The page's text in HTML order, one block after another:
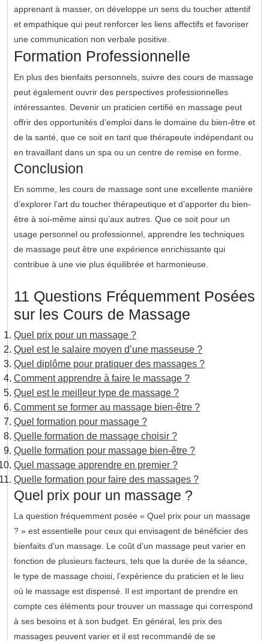
apprenant à masser, on développe un sens du toucher attentif
et empathique qui peut renforcer les liens affectifs et favoriser
une communication non verbale positive.
Formation Professionnelle
En plus des bienfaits personnels, suivre des cours de massage
peut également ouvrir des perspectives professionnelles
intéressantes. Devenir un praticien certifié en massage peut
offrir des opportunités d’emploi dans le domaine du bien-être et
de la santé, que ce soit en tant que thérapeute indépendant ou
en travaillant dans un spa ou un centre de remise en forme.
Conclusion
En somme, les cours de massage sont une excellente manière
d’explorer l’art du toucher thérapeutique et d’apporter du bien-
être à soi-même ainsi qu’aux autres. Que ce soit pour un
usage personnel ou professionnel, apprendre les techniques
de massage peut être une expérience enrichissante qui
contribue à une vie plus équilibrée et harmonieuse.
11 Questions Fréquemment Posées
sur les Cours de Massage
Quel prix pour un massage ?
Quel est le salaire moyen d’une masseuse ?
Quel diplôme pour pratiquer des massages ?
Comment apprendre à faire le massage ?
Quel est le meilleur type de massage ?
Comment se former au massage bien-être ?
Quel formation pour massage ?
Quelle formation de massage choisir ?
Quelle formation pour massage bien-être ?
Quel massage apprendre en premier ?
Quelle formation pour faire des massages ?
Quel prix pour un massage ?
La question fréquemment posée « Quel prix pour un massage
? » est essentielle pour ceux qui envisagent de bénéficier des
bienfaits d’un massage. Le coût d’un massage peut varier en
fonction de plusieurs facteurs, tels que la durée de la séance,
le type de massage choisi, l’expérience du praticien et le lieu
où le massage est dispensé. Il est important de prendre en
compte ces éléments pour trouver un massage qui correspond
à ses besoins et à son budget. En général, les prix des
massages peuvent varier et il est recommandé de se